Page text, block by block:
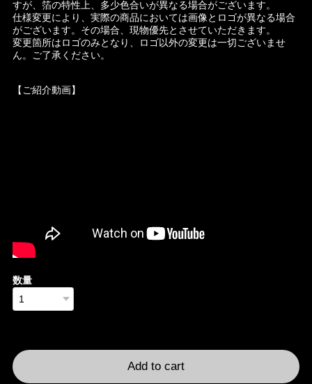
すが、箔の特性上、多少色合いが異なる場合がございます。
仕様変更により、実際の商品においては画像とロゴが異なる場合
がございます。その場合、現物優先とさせていただきます。
変更箇所はロゴのみとなり、ロゴ以外の変更は一切ございませ
ん。ご了承ください。
【ご紹介動画】
数量
Add to cart